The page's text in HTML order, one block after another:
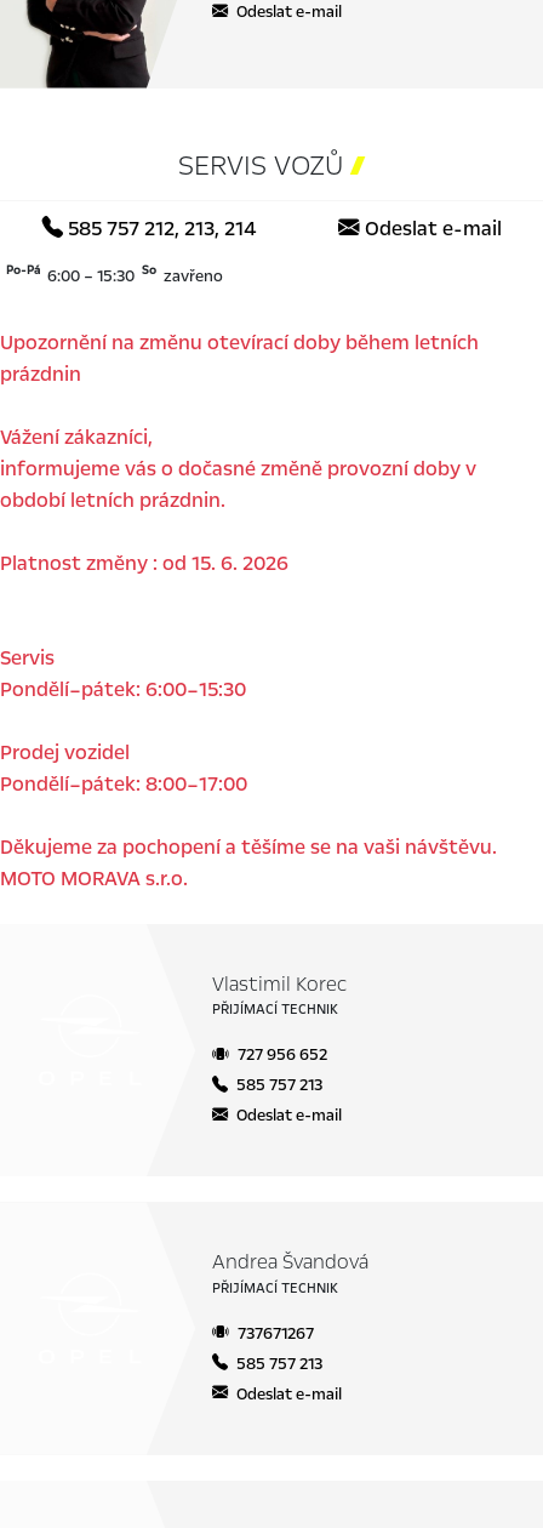
Odeslat e-mail
SERVIS VOZŮ 
585 757 212, 213, 214 Odeslat e-mail
Po-Pá 6:00 – 15:30 So zavřeno
Upozornění na změnu otevírací doby během letních
prázdnin
Vážení zákazníci,
informujeme vás o dočasné změně provozní doby v
období letních prázdnin.
Platnost změny : od 15. 6. 2026
Servis
Pondělí–pátek: 6:00–15:30
Prodej vozidel
Pondělí–pátek: 8:00–17:00
Děkujeme za pochopení a těšíme se na vaši návštěvu.
Vlastimil Korec
PŘIJÍMACÍ TECHNIK
727 956 652
585 757 213
Odeslat e-mail
Andrea Švandová
PŘIJÍMACÍ TECHNIK
737671267
585 757 213
Odeslat e-mail